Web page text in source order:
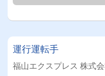
運行運転手
福山エクスプレス 株式